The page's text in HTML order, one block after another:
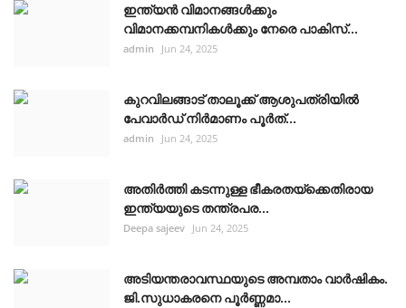
ഇന്ത്യൻ വിമാനങ്ങൾക്കും
വിമാനക്കമ്പനികൾക്കും നേരെ പാകിസ്...
admin Jun 24, 2025
കുറവിലങ്ങാട് താലൂക്ക് ആശുപത്രിയിൽ
പേവാർഡ് നിർമാണം പൂർത്...
admin Jun 24, 2025
അതിർത്തി കടന്നുള്ള ഭീകരതയ്ക്കെതിരായ
ഇന്ത്യയുടെ തന്ത്രപര...
Deepa sajeev Jun 24, 2025
അടിയന്തരാവസ്ഥയുടെ അമ്പതാം വാർഷികം.
ജി.സുധാകരനെ പൂർണ്ണമാ...